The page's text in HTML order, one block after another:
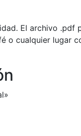
El archivo .pdf
o cualquier lugar